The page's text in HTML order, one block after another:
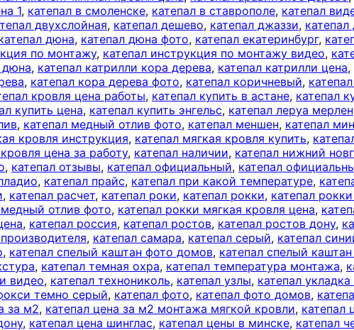
1, катепал в смоленске, катепал в ставрополе, катепал
двухслойная, катепал дешево, катепал джаззи,
дюна, катепал дюна фото, катепал екатеринбург,
по монтажу, катепал инструкция по монтажу видео,
дюна, катепал катрилли кора дерева, катепал катрилли цена,
, катепал кора дерева фото, катепал коричневый,
кровля цена работы, катепал купить в астане, катепал
купить цена, катепал купить энгельс, катепал леруа мерлен
, катепал медный отлив фото, катепал меншен, катепал
кровля инструкция, катепал мягкая кровля купить,
цена за работу, катепал наличии, катепал нижний
, катепал отзывы, катепал официальный, катепал
, катепал прайс, катепал при какой температуре,
, катепал расчет, катепал роки, катепал рокки, катепал
отлив фото, катепал рокки мягкая кровля цена,
, катепал россия, катепал ростов, катепал ростов дону,
, катепал самара, катепал серый, катепал
, катепал спелый каштан фото домов, катепал спелый
, катепал темная охра, катепал температура монтажа,
видео, катепал технониколь, катепал узлы, катепал
темно серый, катепал фото, катепал фото домов,
за м2, катепал цена за м2 монтажа мягкой кровли, катепал
, катепал цена шинглас, катепал цены в минске, катепал